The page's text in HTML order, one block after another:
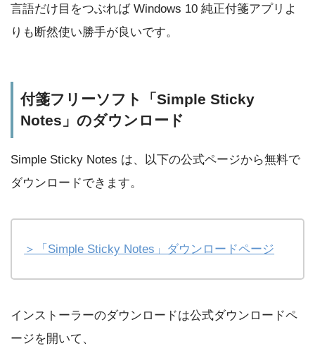
言語だけ目をつぶれば Windows 10 純正付箋アプリよ
りも断然使い勝手が良いです。
付箋フリーソフト「Simple Sticky
Notes」のダウンロード
Simple Sticky Notes は、以下の公式ページから無料で
ダウンロードできます。
＞「Simple Sticky Notes」ダウンロードページ
インストーラーのダウンロードは公式ダウンロードペ
ージを開いて、